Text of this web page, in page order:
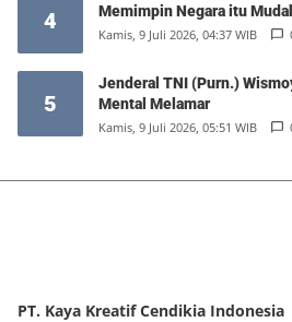
4 Memimpin Negara itu
Kamis, 9 Juli 2026, 04:37 WIB
5
Jenderal TNI (Purn.)
Mental Melamar
Kamis, 9 Juli 2026, 05:51 WIB
PT. Kaya Kreatif Cendikia Indonesia